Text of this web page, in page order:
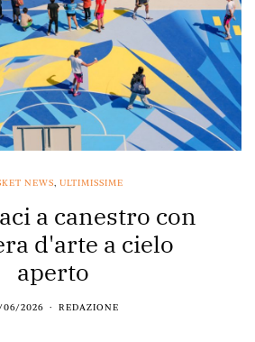
NEWS, ULTIMISSIME
a canestro con
d'arte a cielo
aperto
06/2026 REDAZIONE